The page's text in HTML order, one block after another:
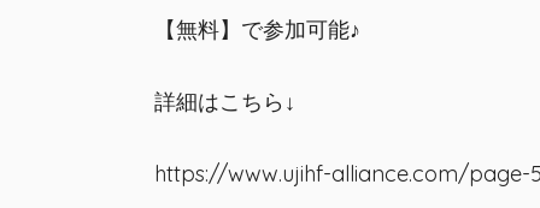
【無料】で参加可能♪
詳細はこちら↓
https://www.ujihf-alliance.com/page-